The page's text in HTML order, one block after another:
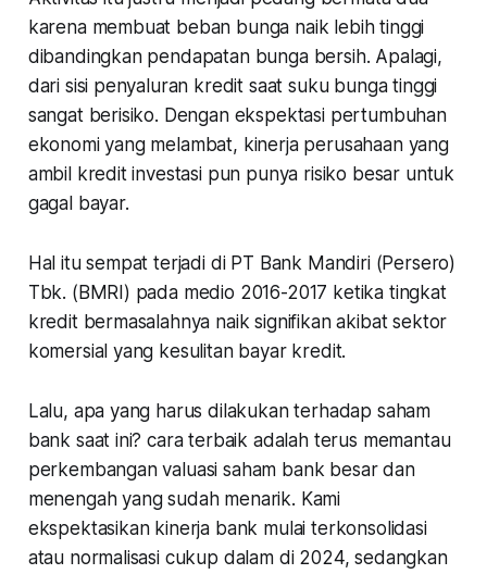
karena membuat beban bunga naik lebih tinggi
dibandingkan pendapatan bunga bersih. Apalagi,
dari sisi penyaluran kredit saat suku bunga tinggi
sangat berisiko. Dengan ekspektasi pertumbuhan
ekonomi yang melambat, kinerja perusahaan yang
ambil kredit investasi pun punya risiko besar untuk
gagal bayar.
Hal itu sempat terjadi di PT Bank Mandiri (Persero)
Tbk. (BMRI) pada medio 2016-2017 ketika tingkat
kredit bermasalahnya naik signifikan akibat sektor
komersial yang kesulitan bayar kredit.
Lalu, apa yang harus dilakukan terhadap saham
bank saat ini? cara terbaik adalah terus memantau
perkembangan valuasi saham bank besar dan
menengah yang sudah menarik. Kami
ekspektasikan kinerja bank mulai terkonsolidasi
atau normalisasi cukup dalam di 2024, sedangkan